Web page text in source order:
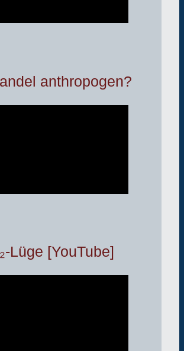
anthropogen?
Lüge [YouTube]